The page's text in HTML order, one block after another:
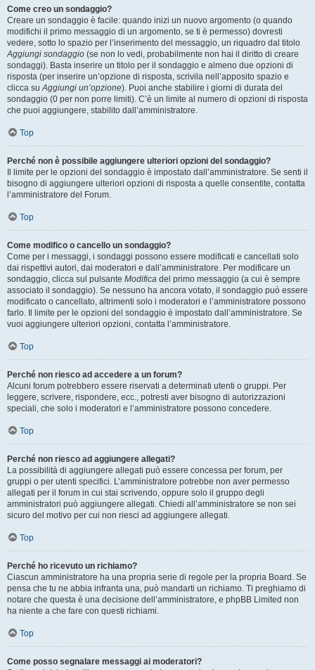
Come creo un sondaggio?
Creare un sondaggio è facile: quando inizi un nuovo argomento (o quando
modifichi il primo messaggio di un argomento, se ti è permesso) dovresti
vedere, sotto lo spazio per l’inserimento del messaggio, un riquadro dal titolo
Aggiungi sondaggio (se non lo vedi, probabilmente non hai il diritto di creare
sondaggi). Basta inserire un titolo per il sondaggio e almeno due opzioni di
risposta (per inserire un’opzione di risposta, scrivila nell’apposito spazio e
clicca suAggiungi un’opzione). Puoi anche stabilire i giorni di durata del
sondaggio (0 per non porre limiti). C’è un limite al numero di opzioni di risposta
che puoi aggiungere, stabilito dall’amministratore.
Top
Perché non è possibile aggiungere ulteriori opzioni del sondaggio?
Il limite per le opzioni del sondaggio è impostato dall’amministratore. Se senti il
bisogno di aggiungere ulteriori opzioni di risposta a quelle consentite, contatta
l’amministratore del Forum.
Top
Come modifico o cancello un sondaggio?
Come per i messaggi, i sondaggi possono essere modificati e cancellati solo
dai rispettivi autori, dai moderatori e dall’amministratore. Per modificare un
sondaggio, clicca sul pulsante Modifica del primo messaggio (a cui è sempre
associato il sondaggio). Se nessuno ha ancora votato, il sondaggio può essere
modificato o cancellato, altrimenti solo i moderatori e l’amministratore possono
farlo. Il limite per le opzioni del sondaggio è impostato dall’amministratore. Se
vuoi aggiungere ulteriori opzioni, contatta l’amministratore.
Top
Perché non riesco ad accedere a un forum?
Alcuni forum potrebbero essere riservati a determinati utenti o gruppi. Per
leggere, scrivere, rispondere, ecc., potresti aver bisogno di autorizzazioni
speciali, che solo i moderatori e l’amministratore possono concedere.
Top
Perché non riesco ad aggiungere allegati?
La possibilità di aggiungere allegati può essere concessa per forum, per
gruppi o per utenti specifici. L’amministratore potrebbe non aver permesso
allegati per il forum in cui stai scrivendo, oppure solo il gruppo degli
amministratori può aggiungere allegati. Chiedi all’amministratore se non sei
sicuro del motivo per cui non riesci ad aggiungere allegati.
Top
Perché ho ricevuto un richiamo?
Ciascun amministratore ha una propria serie di regole per la propria Board. Se
pensa che tu ne abbia infranta una, può mandarti un richiamo. Ti preghiamo di
notare che questa è una decisione dell’amministratore, e phpBB Limited non
ha niente a che fare con questi richiami.
Top
Come posso segnalare messaggi ai moderatori?